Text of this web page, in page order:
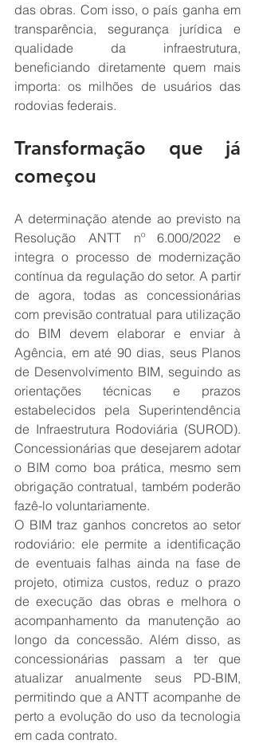
das obras. Com isso, o país ganha em
transparência, segurança jurídica e
qualidade da infraestrutura,
beneficiando diretamente quem mais
importa: os milhões de usuários das
rodovias federais.
Transformação que já
começou
A determinação atende ao previsto na
Resolução ANTT nº 6.000/2022 e
integra o processo de modernização
contínua da regulação do setor. A partir
de agora, todas as concessionárias
com previsão contratual para utilização
do BIM devem elaborar e enviar à
Agência, em até 90 dias, seus Planos
de Desenvolvimento BIM, seguindo as
orientações técnicas e prazos
estabelecidos pela Superintendência
de Infraestrutura Rodoviária (SUROD).
Concessionárias que desejarem adotar
o BIM como boa prática, mesmo sem
obrigação contratual, também poderão
fazê-lo voluntariamente.
O BIM traz ganhos concretos ao setor
rodoviário: ele permite a identificação
de eventuais falhas ainda na fase de
projeto, otimiza custos, reduz o prazo
de execução das obras e melhora o
acompanhamento da manutenção ao
longo da concessão. Além disso, as
concessionárias passam a ter que
atualizar anualmente seus PD-BIM,
permitindo que a ANTT acompanhe de
perto a evolução do uso da tecnologia
em cada contrato.